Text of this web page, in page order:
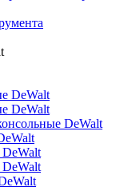
DeWalt
DeWalt
DeWalt